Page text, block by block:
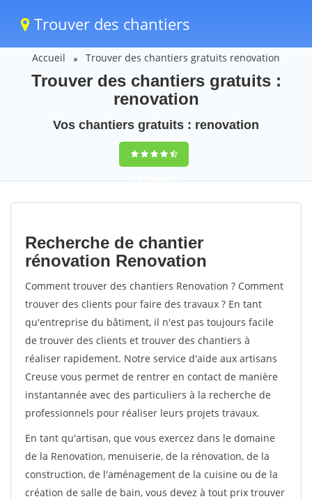
Trouver des chantiers
Accueil Trouver des chantiers gratuits renovation
Trouver des chantiers gratuits :
renovation
Vos chantiers gratuits : renovation
9,5(100%)67
votes
Recherche de chantier
rénovation Renovation
Comment trouver des chantiers Renovation ? Comment
trouver des clients pour faire des travaux ? En tant
qu'entreprise du bâtiment, il n'est pas toujours facile
de trouver des clients et trouver des chantiers à
réaliser rapidement. Notre service d'aide aux artisans
Creuse vous permet de rentrer en contact de manière
instantannée avec des particuliers à la recherche de
professionnels pour réaliser leurs projets travaux.
En tant qu'artisan, que vous exercez dans le domaine
de la Renovation, menuiserie, de la rénovation, de la
construction, de l'aménagement de la cuisine ou de la
création de salle de bain, vous devez à tout prix trouver